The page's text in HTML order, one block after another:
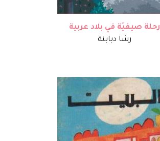
رحلة صيفيَة في بلاد عربية
رشا دبابنة